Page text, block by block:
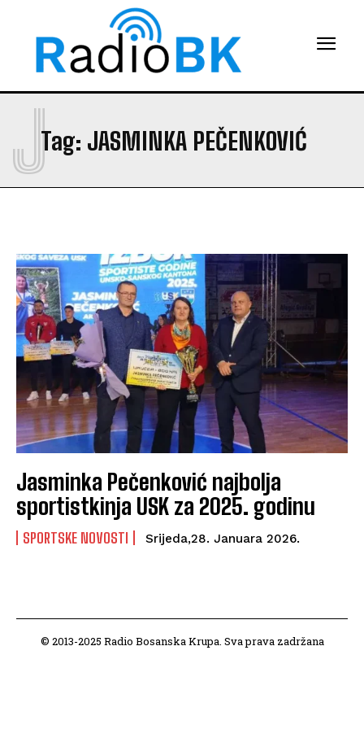
Tag: JASMINKA PEČENKOVIĆ
J
Jasminka Pečenković najbolja
sportistkinja USK za 2025. godinu
SPORTSKE NOVOSTI Srijeda,28. Januara 2026.
© 2013-2025 Radio Bosanska Krupa. Sva prava zadržana